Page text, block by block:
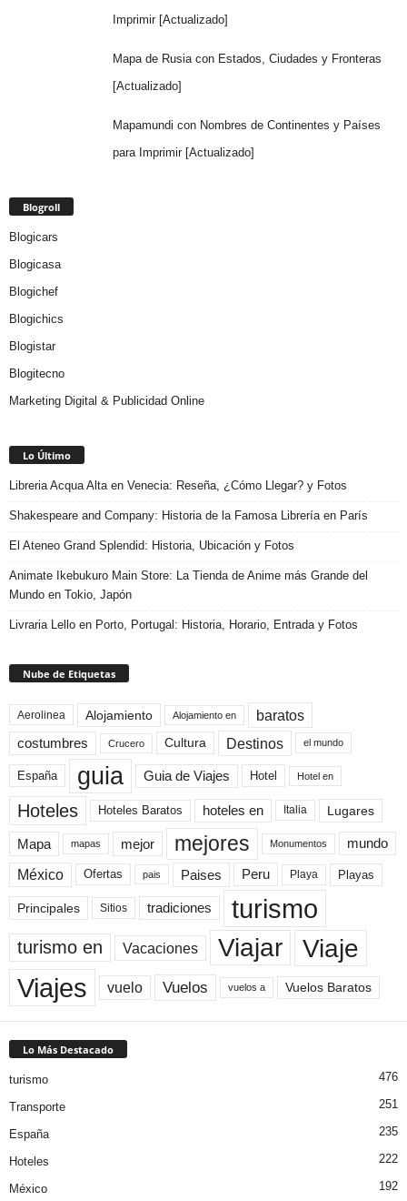
Imprimir [Actualizado]
Mapa de Rusia con Estados, Ciudades y Fronteras
[Actualizado]
Mapamundi con Nombres de Continentes y Países
para Imprimir [Actualizado]
Blogroll
Blogicars
Blogicasa
Blogichef
Blogichics
Blogistar
Blogitecno
Marketing Digital & Publicidad Online
Lo Último
Libreria Acqua Alta en Venecia: Reseña, ¿Cómo Llegar? y Fotos
Shakespeare and Company: Historia de la Famosa Librería en París
El Ateneo Grand Splendid: Historia, Ubicación y Fotos
Animate Ikebukuro Main Store: La Tienda de Anime más Grande del
Mundo en Tokio, Japón
Livraria Lello en Porto, Portugal: Historia, Horario, Entrada y Fotos
Nube de Etiquetas
Aerolinea Alojamiento Alojamiento en baratos
costumbres Crucero Cultura Destinos el mundo
España guia Guia de Viajes Hotel Hotel en
Hoteles Hoteles Baratos hoteles en Italia Lugares
Mapa mapas mejor mejores Monumentos mundo
México Ofertas pais Paises Peru Playa Playas
Principales Sitios tradiciones turismo
turismo en Vacaciones Viajar Viaje
Viajes vuelo Vuelos vuelos a Vuelos Baratos
Lo Más Destacado
turismo 476
Transporte 251
España 235
Hoteles 222
México 192